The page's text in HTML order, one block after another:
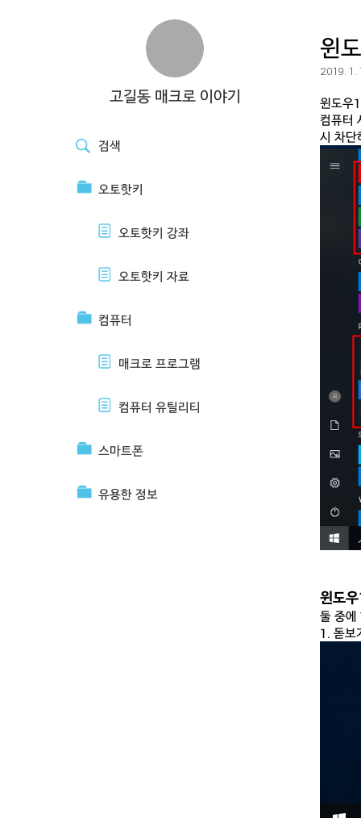
고길동 매크로 이야기
검색
오토핫키
오토핫키 강좌
오토핫키 자료
컴퓨터
매크로 프로그램
컴퓨터 유틸리티
스마트폰
유용한 정보
윈
2019. 1.
윈도우
컴퓨터
시 차단
윈도
둘 중에
1. 돋보